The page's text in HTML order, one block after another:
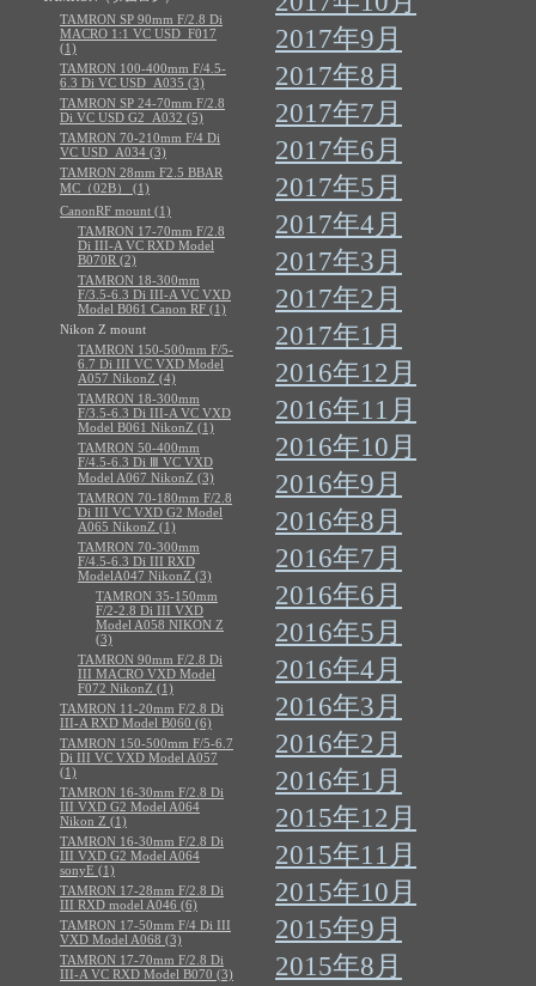
2017年9月
2017年8月
2017年7月
2017年6月
2017年5月
2017年4月
2017年3月
2017年2月
2017年1月
2016年12月
2016年11月
2016年10月
2016年9月
2016年8月
2016年7月
2016年6月
2016年5月
2016年4月
2016年3月
2016年2月
2016年1月
2015年12月
2015年11月
2015年10月
2015年9月
2015年8月
TAMRON SP 90mm F/2.8 Di
MACRO 1:1 VC USD_F017
(1)
TAMRON 100-400mm F/4.5-
6.3 Di VC USD_A035 (3)
TAMRON SP 24-70mm F/2.8
Di VC USD G2_A032 (5)
TAMRON 70-210mm F/4 Di
VC USD_A034 (3)
TAMRON 28mm F2.5 BBAR
MC（02B） (1)
CanonRF mount (1)
TAMRON 17-70mm F/2.8
Di III-A VC RXD Model
B070R (2)
TAMRON 18-300mm
F/3.5-6.3 Di III-A VC VXD
Model B061 Canon RF (1)
Nikon Z mount
TAMRON 150-500mm F/5-
6.7 Di III VC VXD Model
A057 NikonZ (4)
TAMRON 18-300mm
F/3.5-6.3 Di III-A VC VXD
Model B061 NikonZ (1)
TAMRON 50-400mm
F/4.5-6.3 Di Ⅲ VC VXD
Model A067 NikonZ (3)
TAMRON 70-180mm F/2.8
Di III VC VXD G2 Model
A065 NikonZ (1)
TAMRON 70-300mm
F/4.5-6.3 Di III RXD
ModelA047 NikonZ (3)
TAMRON 35-150mm
F/2-2.8 Di III VXD
Model A058 NIKON Z
(3)
TAMRON 90mm F/2.8 Di
III MACRO VXD Model
F072 NikonZ (1)
TAMRON 11-20mm F/2.8 Di
III-A RXD Model B060 (6)
TAMRON 150-500mm F/5-6.7
Di III VC VXD Model A057
(1)
TAMRON 16-30mm F/2.8 Di
III VXD G2 Model A064
Nikon Z (1)
TAMRON 16-30mm F/2.8 Di
III VXD G2 Model A064
sonyE (1)
TAMRON 17-28mm F/2.8 Di
III RXD model A046 (6)
TAMRON 17-50mm F/4 Di III
VXD Model A068 (3)
TAMRON 17-70mm F/2.8 Di
III-A VC RXD Model B070 (3)